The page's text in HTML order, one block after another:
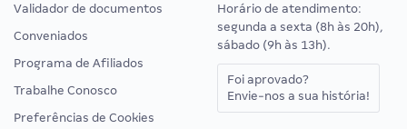
Validador de documentos
Conveniados
Programa de Afiliados
Trabalhe Conosco
Preferências de Cookies
Horário de atendimento:
segunda a sexta (8h às 20h),
sábado (9h às 13h).
Foi aprovado?
Envie-nos a sua história!